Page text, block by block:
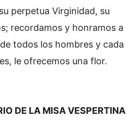
perpetua Virginidad, su
recordamos y honramos a
todos los hombres y cada
le ofrecemos una flor.
DE LA MISA VESPERTINA